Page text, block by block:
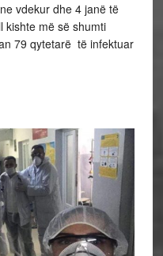
vdekur dhe 4 janë të
kishte më së shumti
79 qytetarë të infektuar